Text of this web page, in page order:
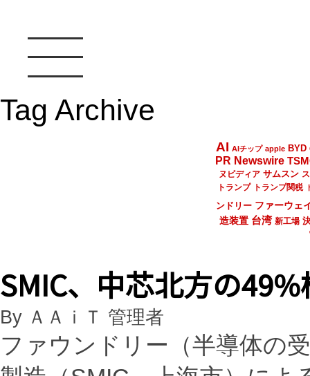
Tag Archive
AI AIチップ apple BYD
PR Newswire
ヌビディア サムスン
トランプ
トランプ関税
ンドリー ファーウェ
造装置 台湾 新工場
SMIC、中芯北方の
By ＡＡｉＴ 管理者
ファウンドリー（半導体の